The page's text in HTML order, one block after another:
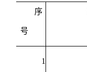
序
号
1